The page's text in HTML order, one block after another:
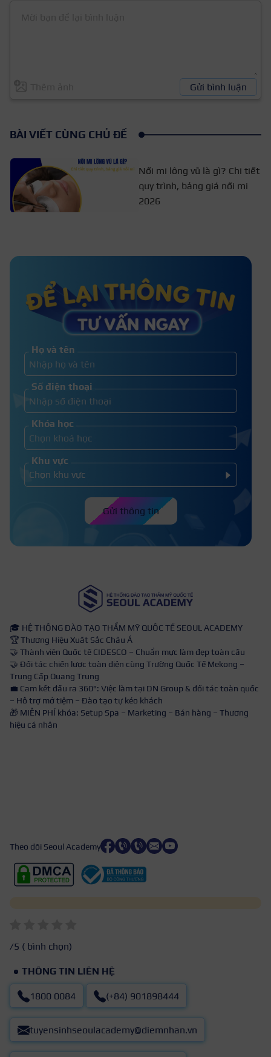
Gửi bình luận
BÀI VIẾT CÙNG CHỦ ĐỀ
Nối mi lông vũ là gì? Chi tiết
quy trình, bảng giá nối mi
2026
Hướng dẫn nối mi tự nhiên Hàn
Quốc tại nhà
Họ và tên
Số điện thoại
Khóa học
Khu vực
Gửi thông tin
🎓 HỆ THỐNG ĐÀO TẠO THẨM MỸ QUỐC TẾ SEOUL ACADEMY
🏆 Thương Hiệu Xuất Sắc Châu Á
🤝 Thành viên Quốc tế CIDESCO – Chuẩn mực làm đẹp toàn cầu
🤝 Đối tác chiến lược toàn diện cùng Trường Quốc Tế Mekong –
Trung Cấp Quang Trung
💼 Cam kết đầu ra 360°: Việc làm tại DN Group & đối tác toàn quốc
– Hỗ trợ mở tiệm – Đào tạo tự kéo khách
🎁 MIỄN PHÍ khóa: Setup Spa – Marketing – Bán hàng – Thương
hiệu cá nhân
Theo dõi Seoul Academy
/5 ( bình chọn)
THÔNG TIN LIÊN HỆ
1800 0084 (+84) 901898444
tuyensinhseoulacademy@diemnhan.vn